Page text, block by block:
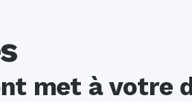
met à votre